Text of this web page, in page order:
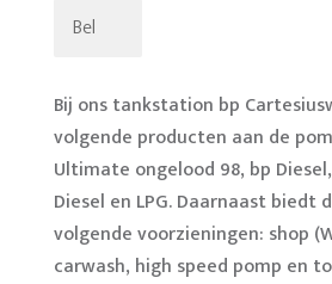
Bel
Bij ons tankstation bp
volgende producten aan de
Ultimate ongelood 98, bp
Diesel en LPG. Daarnaast biedt
volgende voorzieningen: shop
carwash, high speed pomp en